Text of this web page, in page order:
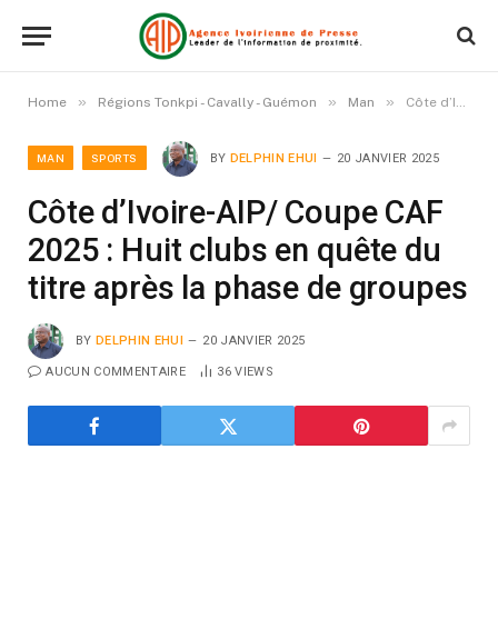
Home » Régions Tonkpi - Cavally - Guémon » Man » Côte d’Ivoire-AIP/ Coupe CAF 2025 : Huit clubs en quête du titre après la phase de groupes
MAN SPORTS BY DELPHIN EHUI 20 JANVIER 2025
Côte d’Ivoire-AIP/ Coupe CAF
2025 : Huit clubs en quête du
titre après la phase de groupes
BY DELPHIN EHUI 20 JANVIER 2025
AUCUN COMMENTAIRE 36VIEWS